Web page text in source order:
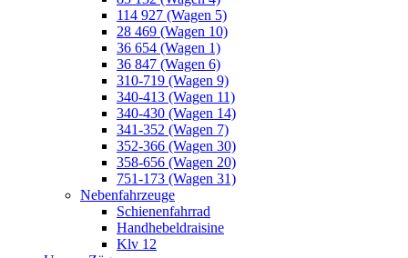
114 927 (Wagen 5)
28 469 (Wagen 10)
36 654 (Wagen 1)
36 847 (Wagen 6)
310-719 (Wagen 9)
340-413 (Wagen 11)
340-430 (Wagen 14)
341-352 (Wagen 7)
352-366 (Wagen 30)
358-656 (Wagen 20)
751-173 (Wagen 31)
Nebenfahrzeuge
Schienenfahrrad
Handhebeldraisine
Klv 12